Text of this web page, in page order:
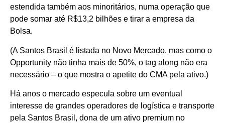
estendida também aos minoritários, numa operação que
pode somar até R$13,2 bilhões e tirar a empresa da
Bolsa.
(A Santos Brasil é listada no Novo Mercado, mas como o
Opportunity não tinha mais de 50%, o tag along não era
necessário – o que mostra o apetite do CMA pela ativo.)
Há anos o mercado especula sobre um eventual
interesse de grandes operadores de logística e transporte
pela Santos Brasil, dona de um ativo premium no